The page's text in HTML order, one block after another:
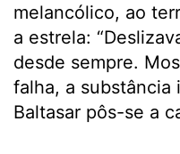
melancólico, ao
a estrela:
desde sempre.
falha, a substância
Baltasar pôs-se a